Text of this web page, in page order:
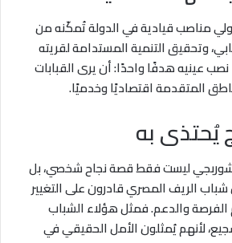
مناصب قيادية في الدولة تُمكّنه من
وتحقيق التنمية المستدامة لقريته
عينيه هدفًا واحدًا: أن يرى القبابات
المتقدمة اقتصاديًا وخدميًا.
يُحتذى به
ليست فقط قصة نجاح شخصي، بل
الريف المصري قادرون على التغيير
الفرصة والدعم. فمثل هؤلاء الشباب
لأنهم يُمثلون الأمل الحقيقي في